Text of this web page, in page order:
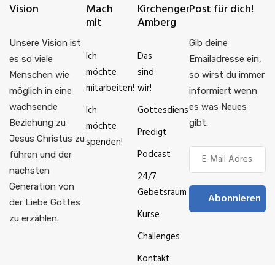
Vision
Unsere Vision ist
es so viele
Menschen wie
möglich in eine
wachsende
Beziehung zu
Jesus Christus zu
führen und der
nächsten
Generation von
der Liebe Gottes
zu erzählen.
Mach
mit
Ich
möchte
mitarbeiten!
Ich
möchte
spenden!
Kirchengemeinde
Amberg
Das
sind
wir!
Gottesdienste
Predigt
Podcast
24/7
Gebetsraum
Kurse
Challenges
Kontakt
Post für dich!
Gib deine
Emailadresse ein,
so wirst du immer
informiert wenn
es was Neues
gibt.
Abonnieren